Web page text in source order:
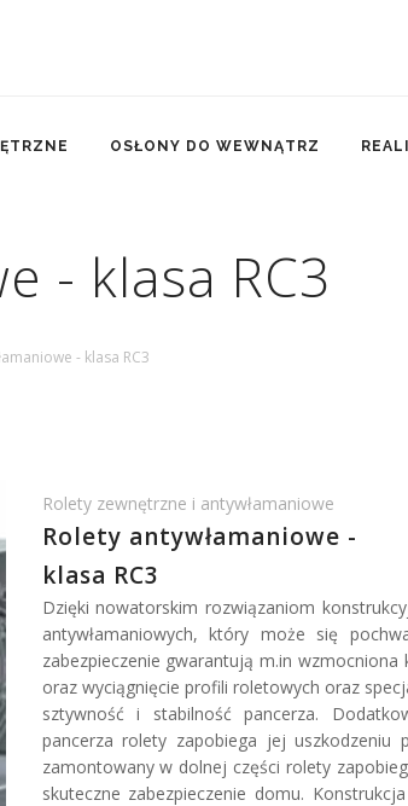
OSŁONY DO WEWNĄTRZ
- klasa RC3
- klasa RC3
Rolety zewnętrzne i antywłamaniowe
Rolety antywłamaniowe -
klasa RC3
Dzięki nowatorskim rozwiązaniom
antywłamaniowych, który może się
zabezpieczenie gwarantują m.in
oraz wyciągnięcie profili roletowych oraz
sztywność i stabilność pancerza.
pancerza rolety zapobiega jej uszkodzeniu
zamontowany w dolnej części rolety
skuteczne zabezpieczenie domu.